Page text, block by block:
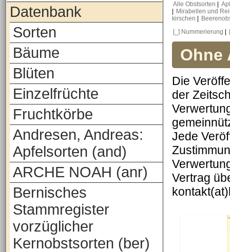
Datenbank
Sorten
Bäume
Blüten
Einzelfrüchte
Fruchtkörbe
Andresen, Andreas:
Apfelsorten (and)
ARCHE NOAH (anr)
Bernisches
Stammregister
vorzüglicher
Kernobstsorten (ber)
Alle Obstsorten
Mirabellen und
kirschen
[_] Nummerierung
Ohne
Die
der
Jede
Vertrag